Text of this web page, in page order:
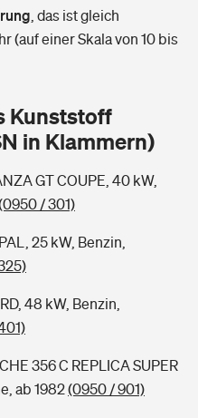
finden
für deine Kids
das ist gleich
(auf einer Skala von 10 bis
Kunststoff
in Klammern)
GT COUPE, 40 kW,
/ 301)
25 kW, Benzin,
48 kW, Benzin,
356 C REPLICA SUPER
ab 1982(0950 / 901)